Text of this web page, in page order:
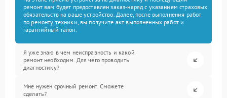
ремонт вам будет предоставлен заказ-наряд с указанием страховых
обязательств на ваше устройство. Далее, после выполнения работ
по ремонту техники, вы получите акт выполненных работ и
гарантийный талон.
Я уже знаю в чем неисправность и какой
ремонт необходим. Для чего проводить
диагностику?
Мне нужен срочный ремонт. Сможете
сделать?